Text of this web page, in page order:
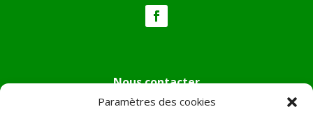
Paramètres des cookies
Nous contacter
Tél :04.95.36.24.02